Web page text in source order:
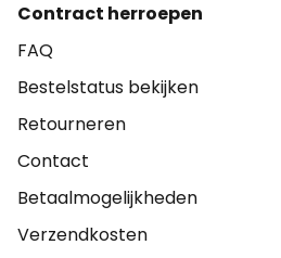
Contract herroepen
FAQ
Bestelstatus bekijken
Retourneren
Contact
Betaalmogelijkheden
Verzendkosten